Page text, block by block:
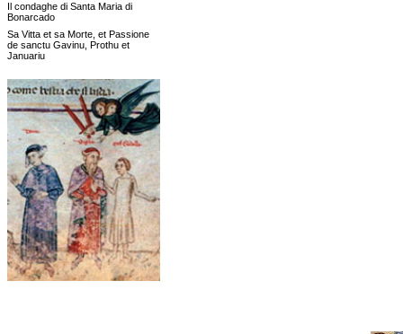
Il condaghe di Santa Maria di
Bonarcado
Sa Vitta et sa Morte, et Passione
de sanctu Gavinu, Prothu et
Januariu